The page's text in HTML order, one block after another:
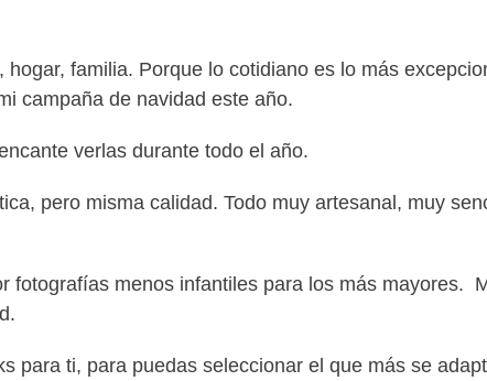
hogar, familia. Porque lo cotidiano es lo más
campaña de navidad este año.
verlas durante todo el año.
pero misma calidad. Todo muy artesanal, muy
fotografías menos infantiles para los más mayores.
para ti, para puedas seleccionar el que más se